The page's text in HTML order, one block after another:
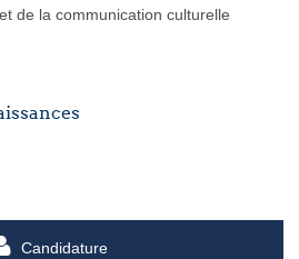
de la communication culturelle
Candidature